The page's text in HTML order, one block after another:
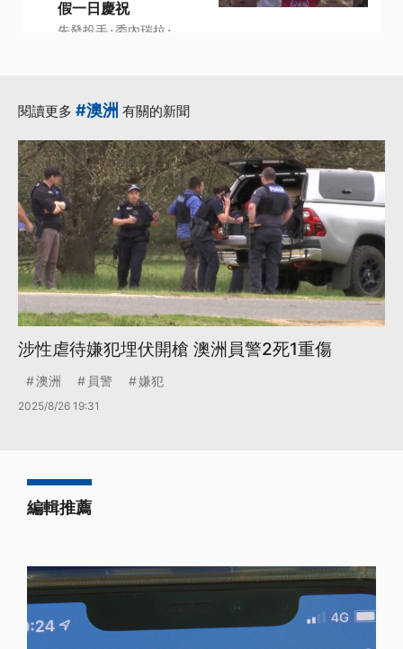
假一日慶祝
先發投手·委內瑞拉 ·
閱讀更多 #澳洲 有關的新聞
涉性虐待嫌犯埋伏開槍 澳洲員警2死1重傷
澳洲 員警 嫌犯
2025/8/26 19:31
編輯推薦